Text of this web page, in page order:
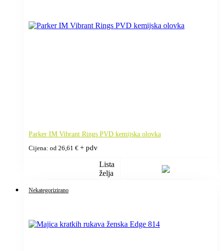
Parker IM Vibrant Rings PVD kemijska olovka
Cijena: od 26,61 € + pdv
Lista
želja
Nekategorizirano